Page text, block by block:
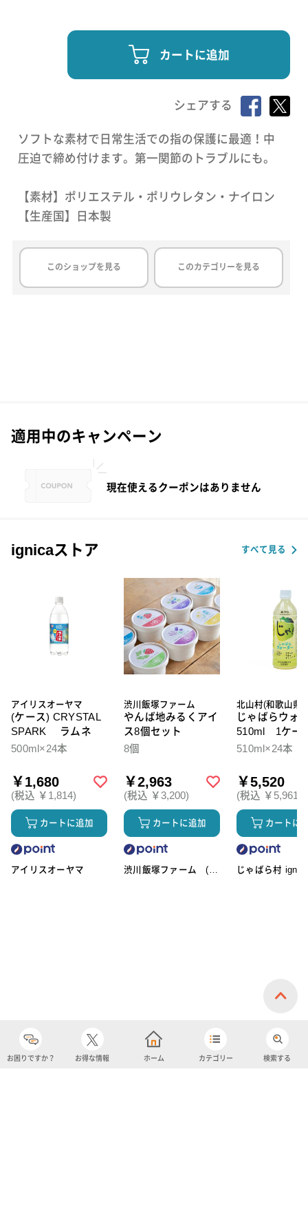
カートに追加
シェアする
ソフトな素材で日常生活での指の保護に最適！中
圧迫で締め付けます。第一関節のトラブルにも。
【素材】ポリエステル・ポリウレタン・ナイロン
【生産国】日本製
このショップを見る このカテゴリーを見る
適用中のキャンペーン
現在使えるクーポンはありません
ignicaストア すべて見る
アイリスオーヤマ
(ケース) CRYSTAL
SPARK ラムネ
500ml×24本
￥1,680
(税込 ￥1,814)
カートに追加
アイリスオーヤマ
渋川飯塚ファーム
やんば地みるくアイ
ス8個セット
8個
￥2,963
(税込 ￥3,200)
カートに追加
渋川飯塚ファーム (ア
北山村(和歌山県)
じゃばらウォ
510ml 1ケー
本入
510ml×24本
￥5,520
(税込 ￥5,961)
カートに
じゃばら村
お困りですか？ お得な情報 ホーム カテゴリー 検索する